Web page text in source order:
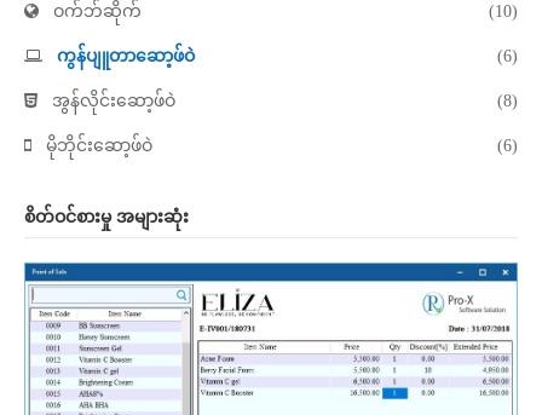
ဝက်ဘ်ဆိုက် (10)
ကွန်ပျူတာဆော့ဖ်ဝဲ (6)
အွန်လိုင်းဆော့ဖ်ဝဲ (8)
မိုဘိုင်းဆော့ဖ်ဝဲ (6)
စိတ်ဝင်စားမှု အများဆုံး